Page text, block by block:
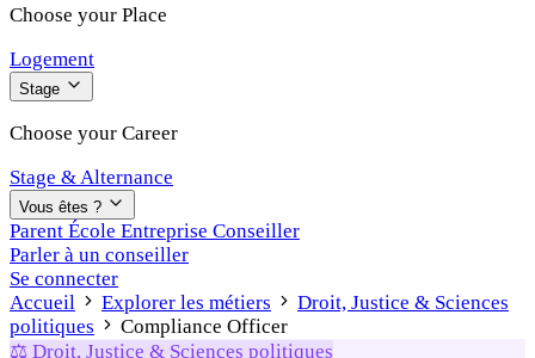
Choose your Place
Logement
Stage
Choose your Career
Stage & Alternance
Vous êtes ?
Parent École Entreprise Conseiller
Parler à un conseiller
Se connecter
Accueil
Explorer les métiers
Droit, Justice & Sciences
politiques
Compliance Officer
⚖️ Droit, Justice & Sciences politiques